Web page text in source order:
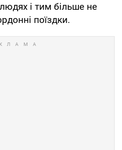
і тим більше не
поїздки.